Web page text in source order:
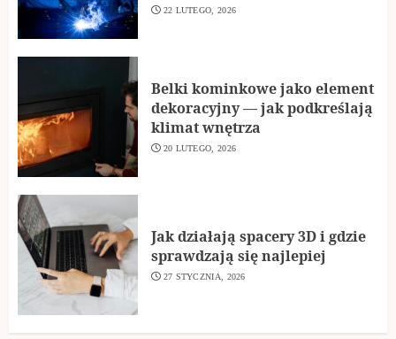
22 LUTEGO, 2026
Belki kominkowe jako element
dekoracyjny — jak podkreślają
klimat wnętrza
20 LUTEGO, 2026
Jak działają spacery 3D i gdzie
sprawdzają się najlepiej
27 STYCZNIA, 2026